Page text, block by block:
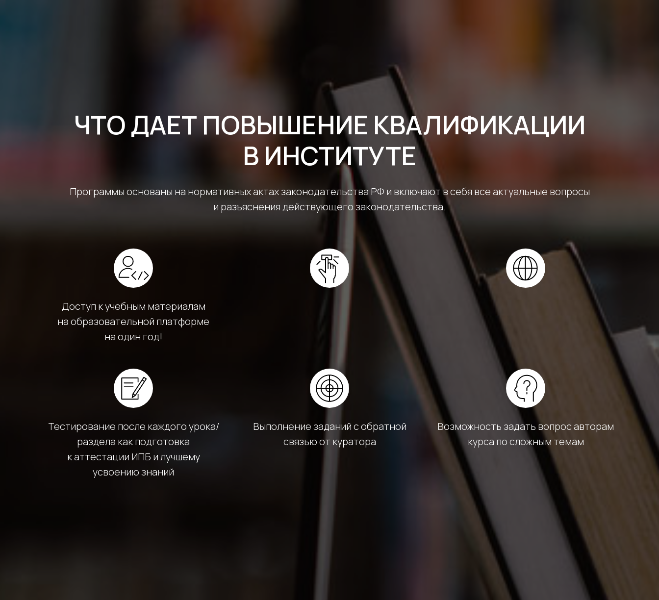
ЧТО ДАЕТ ПОВЫШЕНИЕ КВАЛИФИКАЦИИ
В ИНСТИТУТЕ
Программы основаны на нормативных актах законодательства РФ и включают в себя все актуальные вопросы
и разъяснения действующего законодательства.
Доступ к учебным материалам
на образовательной платформе
на один год!
Тестирование после каждого урока/
раздела как подготовка
к аттестации ИПБ и лучшему
усвоению знаний
Выполнение заданий с обратной
связью от куратора
Возможность задать вопрос авторам
курса по сложным темам